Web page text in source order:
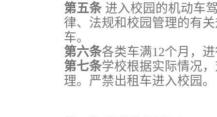
第五条 进入校园的机动车
律、法规和校园管理的有
车。
第六条各类车满12个月，
第七条学校根据实际情况
理。严禁出租车进入校园。